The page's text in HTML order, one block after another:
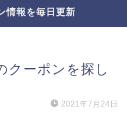
情報を毎日更新
クーポンを探し
2021年7月24日